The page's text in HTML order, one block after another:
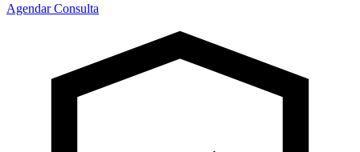
Agendar Consulta